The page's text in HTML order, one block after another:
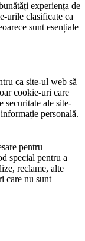
experiența de
urile clasificate ca
sunt esențiale
ca site-ul web să
cookie-uri care
securitate ale site-
personală.
pentru
special pentru a
reclame, alte
care nu sunt